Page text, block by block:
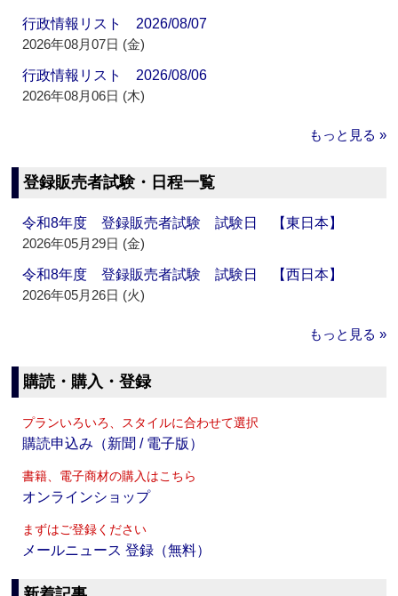
行政情報リスト 2026/08/07
2026年08月07日 (金)
行政情報リスト 2026/08/06
2026年08月06日 (木)
もっと見る »
登録販売者試験・日程一覧
令和8年度 登録販売者試験 試験日 【東日本】
2026年05月29日 (金)
令和8年度 登録販売者試験 試験日 【西日本】
2026年05月26日 (火)
もっと見る »
購読・購入・登録
プランいろいろ、スタイルに合わせて選択
購読申込み（新聞 / 電子版）
書籍、電子商材の購入はこちら
オンラインショップ
まずはご登録ください
メールニュース 登録（無料）